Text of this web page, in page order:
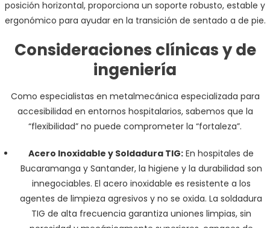
posición horizontal, proporciona un soporte robusto, estable y
ergonómico para ayudar en la transición de sentado a de pie.
Consideraciones clínicas y de
ingeniería
Como especialistas en metalmecánica especializada para
accesibilidad en entornos hospitalarios, sabemos que la
“flexibilidad” no puede comprometer la “fortaleza”.
Acero Inoxidable y Soldadura TIG: En hospitales de
Bucaramanga y Santander, la higiene y la durabilidad son
innegociables. El acero inoxidable es resistente a los
agentes de limpieza agresivos y no se oxida. La soldadura
TIG de alta frecuencia garantiza uniones limpias, sin